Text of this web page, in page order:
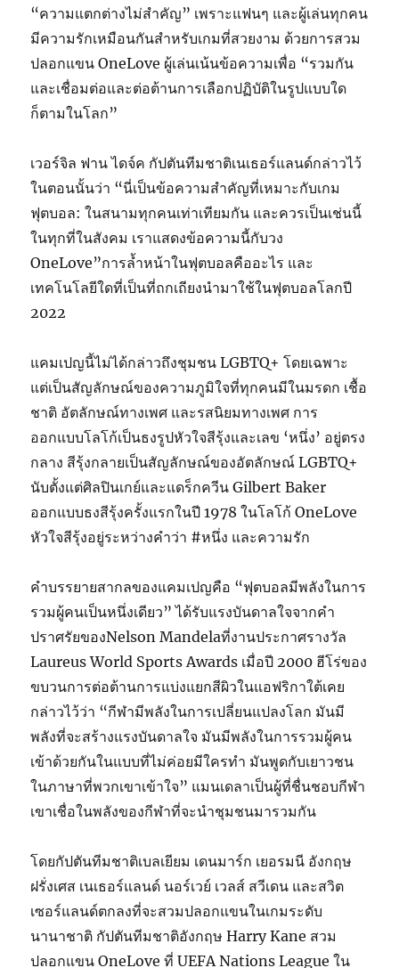
“ความแตกต่างไม่สำคัญ” เพราะแฟนๆ และผู้เล่นทุกคน
มีความรักเหมือนกันสำหรับเกมที่สวยงาม ด้วยการสวม
ปลอกแขน OneLove ผู้เล่นเน้นข้อความเพื่อ “รวมกัน
และเชื่อมต่อและต่อต้านการเลือกปฏิบัติในรูปแบบใด
ก็ตามในโลก”
เวอร์จิล ฟาน ไดจ์ค กัปตันทีมชาติเนเธอร์แลนด์กล่าวไว้
ในตอนนั้นว่า “นี่เป็นข้อความสำคัญที่เหมาะกับเกม
ฟุตบอล: ในสนามทุกคนเท่าเทียมกัน และควรเป็นเช่นนี้
ในทุกที่ในสังคม เราแสดงข้อความนี้กับวง
OneLove”การล้ำหน้าในฟุตบอลคืออะไร และ
เทคโนโลยีใดที่เป็นที่ถกเถียงนำมาใช้ในฟุตบอลโลกปี
2022
แคมเปญนี้ไม่ได้กล่าวถึงชุมชน LGBTQ+ โดยเฉพาะ
แต่เป็นสัญลักษณ์ของความภูมิใจที่ทุกคนมีในมรดก เชื้อ
ชาติ อัตลักษณ์ทางเพศ และรสนิยมทางเพศ การ
ออกแบบโลโก้เป็นธงรูปหัวใจสีรุ้งและเลข ‘หนึ่ง’ อยู่ตรง
กลาง สีรุ้งกลายเป็นสัญลักษณ์ของอัตลักษณ์ LGBTQ+
นับตั้งแต่ศิลปินเกย์และแดร็กควีน Gilbert Baker
ออกแบบธงสีรุ้งครั้งแรกในปี 1978 ในโลโก้ OneLove
หัวใจสีรุ้งอยู่ระหว่างคำว่า #หนึ่ง และความรัก
คำบรรยายสากลของแคมเปญคือ “ฟุตบอลมีพลังในการ
รวมผู้คนเป็นหนึ่งเดียว” ได้รับแรงบันดาลใจจากคำ
ปราศรัยของNelson Mandelaที่งานประกาศรางวัล
Laureus World Sports Awards เมื่อปี 2000 ฮีโร่ของ
ขบวนการต่อต้านการแบ่งแยกสีผิวในแอฟริกาใต้เคย
กล่าวไว้ว่า “กีฬามีพลังในการเปลี่ยนแปลงโลก มันมี
พลังที่จะสร้างแรงบันดาลใจ มันมีพลังในการรวมผู้คน
เข้าด้วยกันในแบบที่ไม่ค่อยมีใครทำ มันพูดกับเยาวชน
ในภาษาที่พวกเขาเข้าใจ” แมนเดลาเป็นผู้ที่ชื่นชอบกีฬา
เขาเชื่อในพลังของกีฬาที่จะนำชุมชนมารวมกัน
โดยกัปตันทีมชาติเบลเยียม เดนมาร์ก เยอรมนี อังกฤษ
ฝรั่งเศส เนเธอร์แลนด์ นอร์เวย์ เวลส์ สวีเดน และสวิต
เซอร์แลนด์ตกลงที่จะสวมปลอกแขนในเกมระดับ
นานาชาติ กัปตันทีมชาติอังกฤษ Harry Kane สวม
ปลอกแขน OneLove ที่ UEFA Nations League ใน